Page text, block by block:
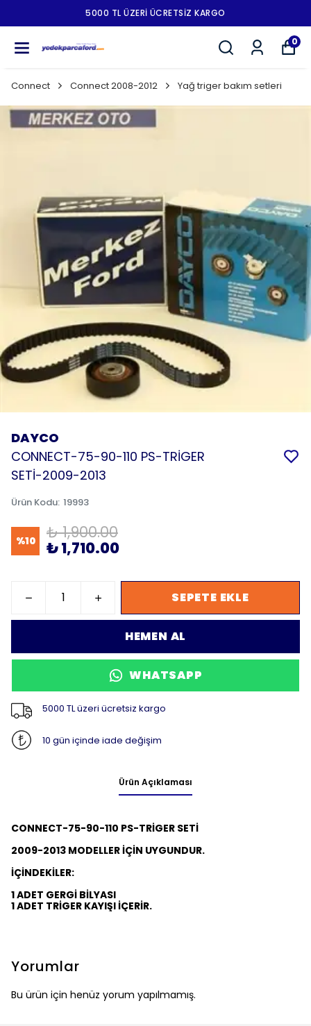
5000 TL ÜZERI ÜCRETSIZ KARGO
0
Connect Connect 2008-2012 Yağ triger bakım setleri
DAYCO
CONNECT-75-90-110 PS-TRİGER
SETİ-2009-2013
Ürün Kodu: 19993
%10 ₺ 1,900.00
₺ 1,710.00
SEPETE EKLE
HEMEN AL
WHATSAPP
5000 TL üzeri ücretsiz kargo
10 gün içinde iade değişim
Ürün Açıklaması
CONNECT-75-90-110 PS-TRİGER SETİ
2009-2013 MODELLER İÇİN UYGUNDUR.
İÇİNDEKİLER:
1 ADET GERGİ BİLYASI
1 ADET TRİGER KAYIŞI İÇERİR.
Yorumlar
Bu ürün için henüz yorum yapılmamış.